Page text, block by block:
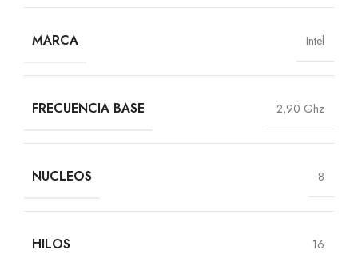
MARCA Intel
FRECUENCIA BASE 2,90 Ghz
NUCLEOS 8
HILOS 16